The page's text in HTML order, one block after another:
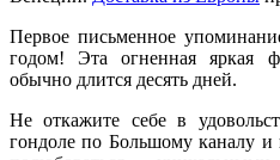
Первое письменное
годом! Эта огненная яркая
обычно длится десять дней.
Не откажите себе в
гондоле по Большому каналу и